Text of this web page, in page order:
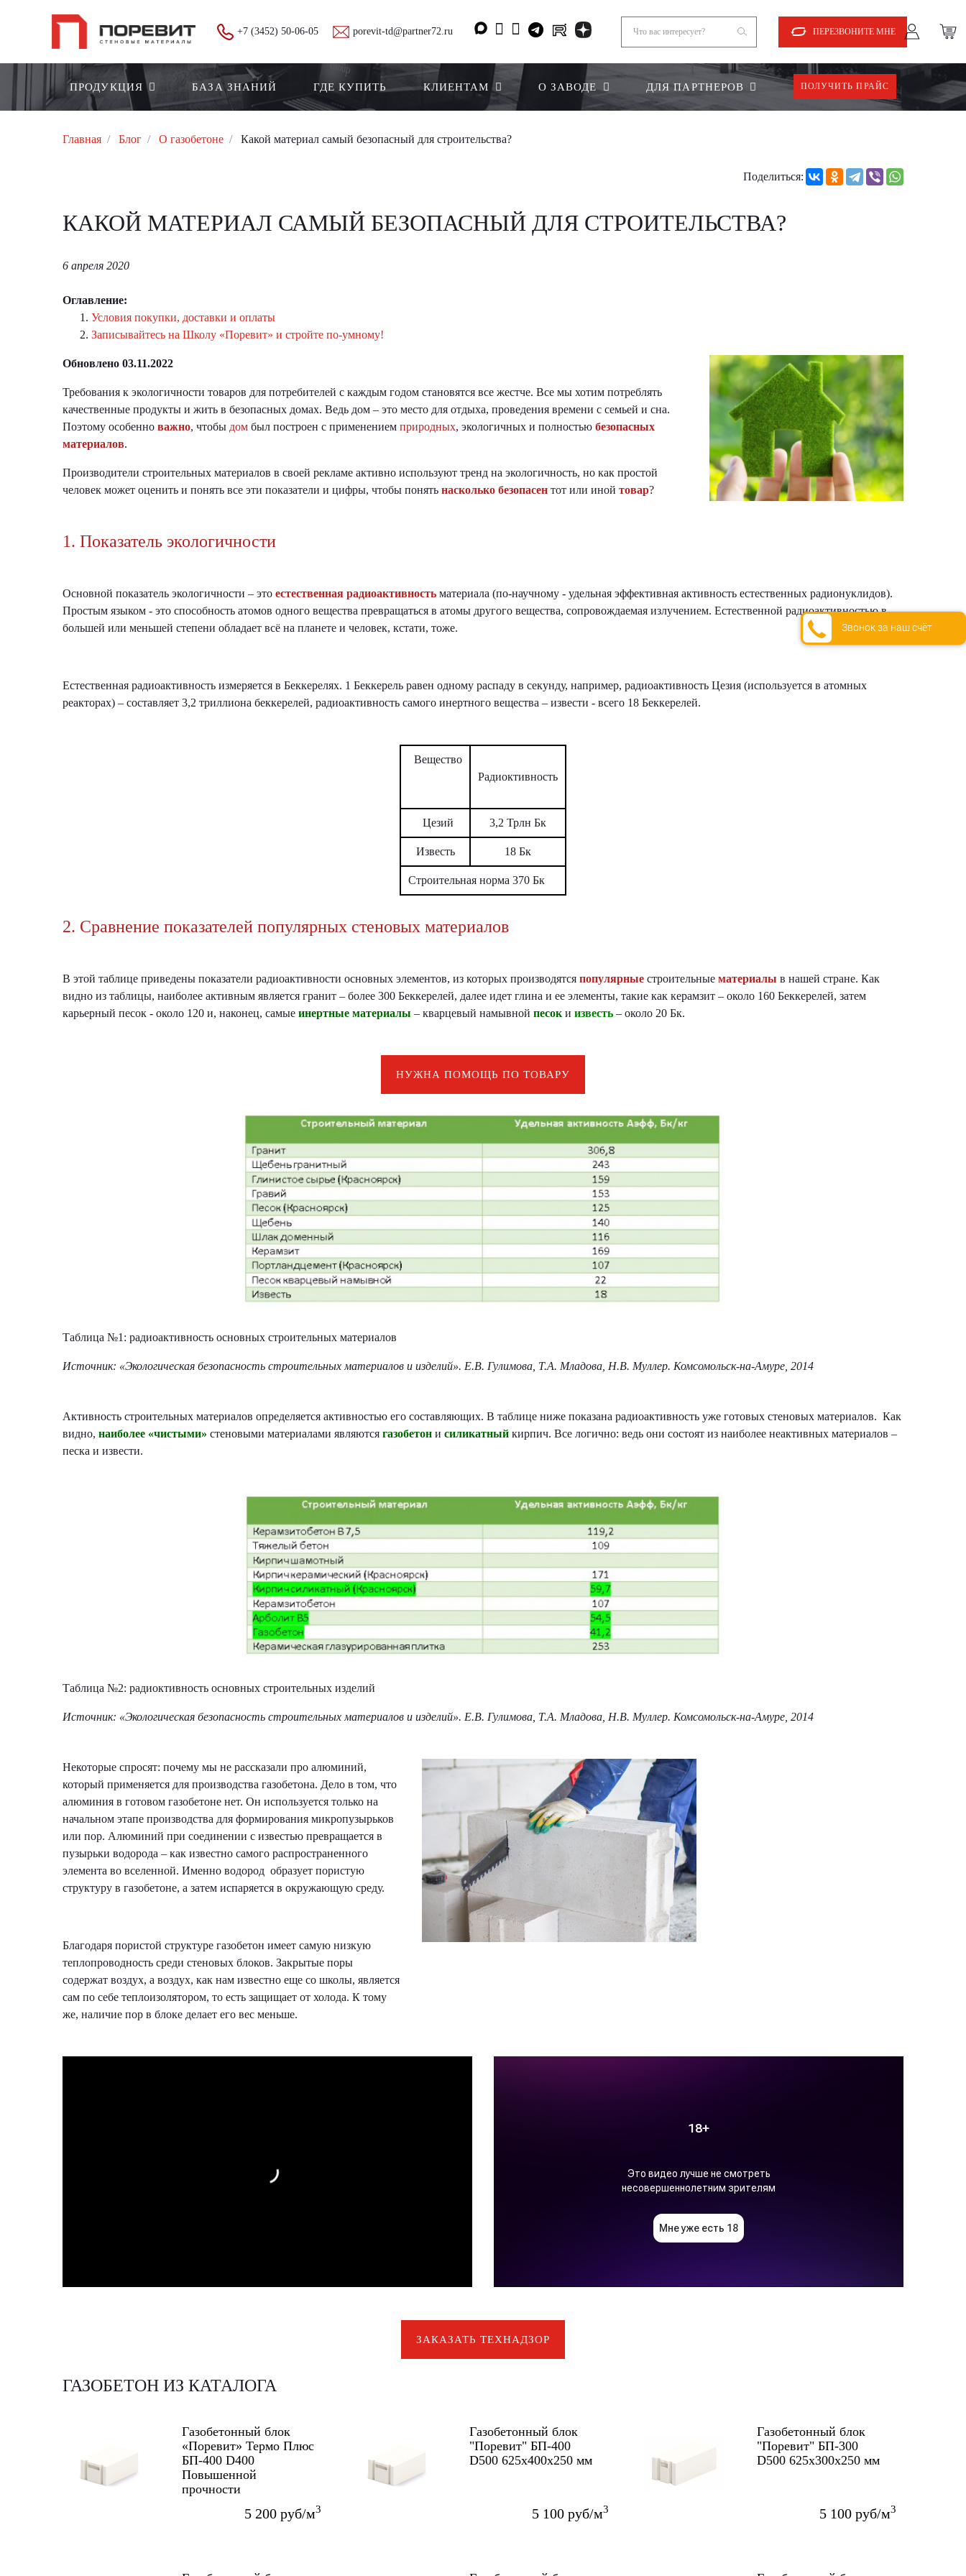
+7 (3452) 50-06-05 porevit-td@partner72.ru ПЕРЕЗВОНИТЕ МНЕ
ПРОДУКЦИЯ БАЗА ЗНАНИЙ ГДЕ КУПИТЬ КЛИЕНТАМ О ЗАВОДЕ ДЛЯ ПАРТНЕРОВ ПОЛУЧИТЬ ПРАЙС
Главная Блог О газобетоне Какой материал самый безопасный для строительства?
Поделиться:
КАКОЙ МАТЕРИАЛ САМЫЙ БЕЗОПАСНЫЙ ДЛЯ СТРОИТЕЛЬСТВА?
6 апреля 2020
Оглавление:
Условия покупки, доставки и оплаты
Записывайтесь на Школу «Поревит» и стройте по-умному!
Обновлено 03.11.2022
Требования к экологичности товаров для потребителей с каждым годом становятся все жестче. Все мы хотим потреблять
качественные продукты и жить в безопасных домах. Ведь дом – это место для отдыха, проведения времени с семьей и сна.
Поэтому особенно важно, чтобы дом был построен с применением природных, экологичных и полностью безопасных
материалов.
Производители строительных материалов в своей рекламе активно используют тренд на экологичность, но как простой
человек может оценить и понять все эти показатели и цифры, чтобы понять насколько безопасен тот или иной товар?
1. Показатель экологичности
Основной показатель экологичности – это естественная радиоактивность материала (по-научному - удельная эффективная активность естественных радионуклидов).
Простым языком - это способность атомов одного вещества превращаться в атомы другого вещества, сопровождаемая излучением. Естественной радиоактивностью в
большей или меньшей степени обладает всё на планете и человек, кстати, тоже.
Естественная радиоактивность измеряется в Беккерелях. 1 Беккерель равен одному распаду в секунду, например, радиоактивность Цезия (используется в атомных
реакторах) – составляет 3,2 триллиона беккерелей, радиоактивность самого инертного вещества – извести - всего 18 Беккерелей.
Вещество
Радиоктивность
Цезий 3,2 Трлн Бк
Известь 18 Бк
Строительная норма 370 Бк
2. Сравнение показателей популярных стеновых материалов
В этой таблице приведены показатели радиоактивности основных элементов, из которых производятся популярные строительные материалы в нашей стране. Как
видно из таблицы, наиболее активным является гранит – более 300 Беккерелей, далее идет глина и ее элементы, такие как керамзит – около 160 Беккерелей, затем
карьерный песок - около 120 и, наконец, самые инертные материалы – кварцевый намывной песок и известь – около 20 Бк.
НУЖНА ПОМОЩЬ ПО ТОВАРУ
Таблица №1: радиоактивность основных строительных материалов
Источник: «Экологическая безопасность строительных материалов и изделий». Е.В. Гулимова, Т.А. Младова, Н.В. Муллер. Комсомольск-на-Амуре, 2014
Активность строительных материалов определяется активностью его составляющих. В таблице ниже показана радиоактивность уже готовых стеновых материалов. Как
видно, наиболее «чистыми» стеновыми материалами являются газобетон и силикатный кирпич. Все логично: ведь они состоят из наиболее неактивных материалов –
песка и извести.
Таблица №2: радиоктивность основных строительных изделий
Источник: «Экологическая безопасность строительных материалов и изделий». Е.В. Гулимова, Т.А. Младова, Н.В. Муллер. Комсомольск-на-Амуре, 2014
Некоторые спросят: почему мы не рассказали про алюминий,
который применяется для производства газобетона. Дело в том, что
алюминия в готовом газобетоне нет. Он используется только на
начальном этапе производства для формирования микропузырьков
или пор. Алюминий при соединении с известью превращается в
пузырьки водорода – как известно самого распространенного
элемента во вселенной. Именно водород образует пористую
структуру в газобетоне, а затем испаряется в окружающую среду.
Благодаря пористой структуре газобетон имеет самую низкую
теплопроводность среди стеновых блоков. Закрытые поры
содержат воздух, а воздух, как нам известно еще со школы, является
сам по себе теплоизолятором, то есть защищает от холода. К тому
же, наличие пор в блоке делает его вес меньше.
ЗАКАЗАТЬ ТЕХНАДЗОР
ГАЗОБЕТОН ИЗ КАТАЛОГА
Газобетонный блок
«Поревит» Термо Плюс
БП-400 D400
Повышенной
прочности
5 200 руб/м3
Газобетонный блок
"Поревит" БП-400
D500 625x400x250 мм
5 100 руб/м3
Газобетонный блок
"Поревит" БП-300
D500 625х300х250 мм
5 100 руб/м3
Звонок за наш счёт